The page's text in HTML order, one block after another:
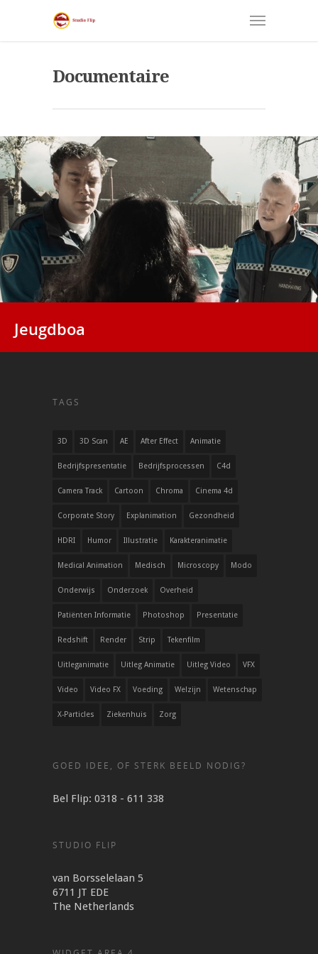
Documentaire
Jeugdboa
TAGS
3D 3D Scan AE After Effect Animatie
Bedrijfspresentatie Bedrijfsprocessen C4d
Camera Track Cartoon Chroma Cinema 4d
Corporate Story Explanimation Gezondheid
HDRI Humor Illustratie Karakteranimatie
Medical Animation Medisch Microscopy Modo
Onderwijs Onderzoek Overheid
Patiënten Informatie Photoshop Presentatie
Redshift Render Strip Tekenfilm
Uitleganimatie Uitleg Animatie Uitleg Video VFX
Video Video FX Voeding Welzijn Wetenschap
X-Particles Ziekenhuis Zorg
GOED IDEE, OF STERK BEELD NODIG?
Bel Flip: 0318 - 611 338
STUDIO FLIP
van Borsselelaan 5
6711 JT EDE
The Netherlands